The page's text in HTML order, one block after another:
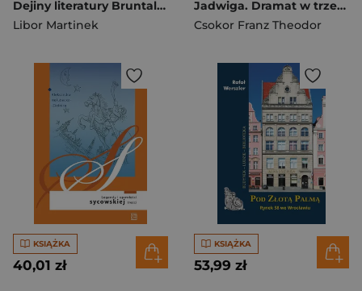
Dejiny literatury Bruntalska
Libor Martinek
Jadwiga. Dramat w trzech aktach i dziewięciu obrazach
Csokor Franz Theodor
KSIĄŻKA
40,01 zł
KSIĄŻKA
53,99 zł